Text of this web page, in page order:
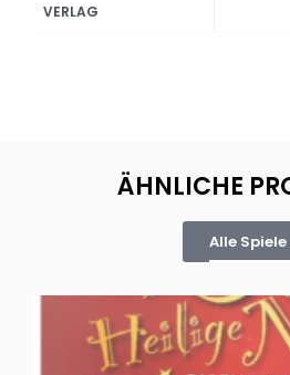
VERLAG
ÄHNLICHE
Alle Spiele